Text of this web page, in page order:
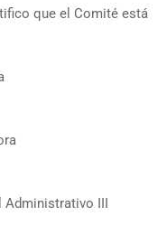
que el Comité está
Administrativo III